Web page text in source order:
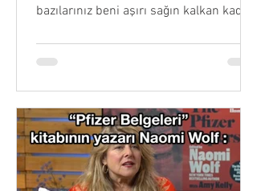
bazılarınız beni aşırı sağın kalkan kadını